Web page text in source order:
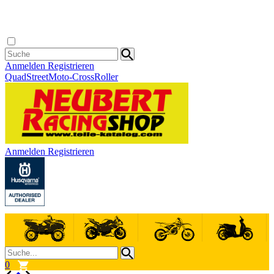
Anmelden Registrieren
QuadStreetMoto-CrossRoller
Anmelden Registrieren
0